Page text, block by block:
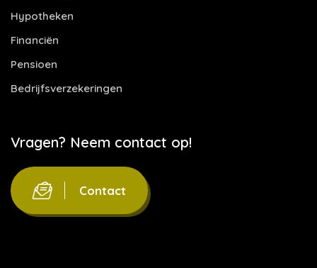
Hypotheken
Financiën
Pensioen
Bedrijfsverzekeringen
Vragen? Neem contact op!
Contact